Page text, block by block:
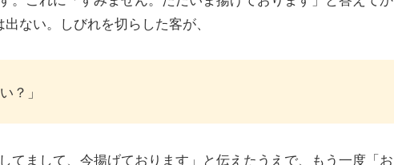
ない。しびれを切らした客が、
？」
てまして、今揚げております」と伝えたうえで、もう一度「お